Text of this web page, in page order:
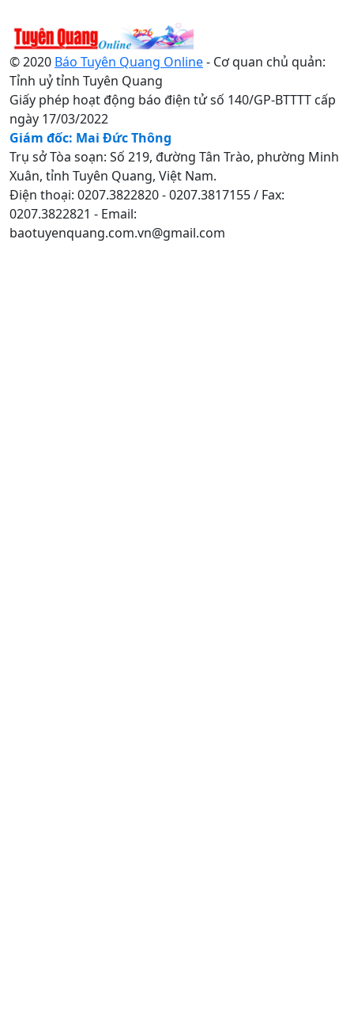
© 2020 Báo Tuyên Quang Online- Cơ quan chủ quản:
Tỉnh uỷ tỉnh Tuyên Quang
Giấy phép hoạt động báo điện tử số 140/GP-BTTTT cấp
ngày 17/03/2022
Giám đốc: Mai Đức Thông
Trụ sở Tòa soạn: Số 219, đường Tân Trào, phường Minh
Xuân, tỉnh Tuyên Quang, Việt Nam.
Điện thoại: 0207.3822820 - 0207.3817155 / Fax:
0207.3822821 - Email:
baotuyenquang.com.vn@gmail.com